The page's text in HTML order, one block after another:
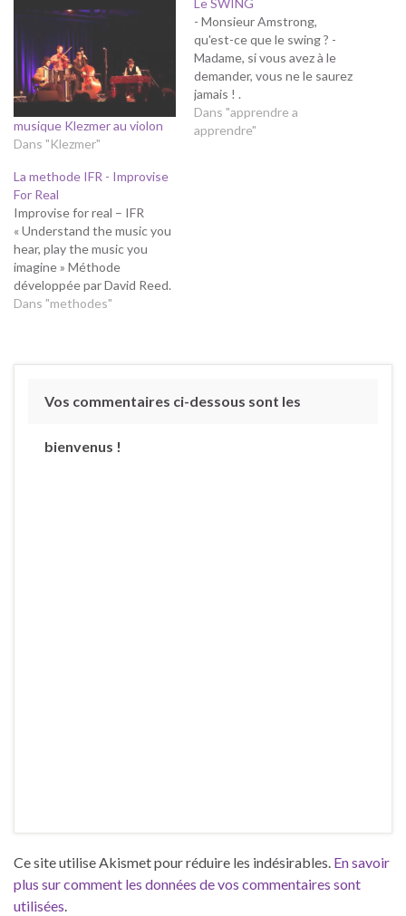
musique Klezmer au violon
Dans "Klezmer"
Le SWING
- Monsieur Amstrong,
qu'est-ce que le swing ? -
Madame, si vous avez à le
demander, vous ne le saurez
jamais ! .
Propos attribué à Louis
Armstrong. S'il est vrai que
Dans "apprendre a
apprendre"
La methode IFR - Improvise
For Real
Improvise for real – IFR
« Understand the music you
hear, play the music you
imagine » Méthode
développée par David Reed.
La présentation de la
délicat de nommer
« méthodes » des ouvrage
Dans "methodes"
Vos commentaires ci-dessous sont les
bienvenus !
Ce site utilise Akismet pour réduire les indésirables. En savoir
plus sur comment les données de vos commentaires sont
utilisées